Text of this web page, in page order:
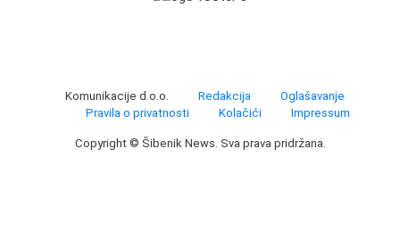
Komunikacije d.o.o. Redakcija
Oglašavanje
Pravila o privatnosti
Kolačići Impressum
Copyright © Šibenik News. Sva prava pridržana.